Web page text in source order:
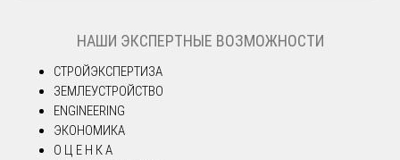
НАШИ ЭКСПЕРТНЫЕ ВОЗМОЖНОСТИ
СТРОЙЭКСПЕРТИЗА
ЗЕМЛЕУСТРОЙСТВО
ENGINEERING
ЭКОНОМИКА
О Ц Е Н К А